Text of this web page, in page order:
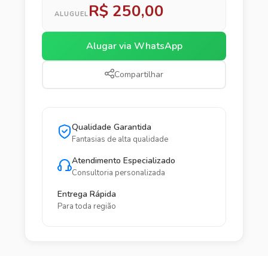
ALUGUEL R$ 250,00
Alugar via WhatsApp
Compartilhar
Qualidade Garantida
Fantasias de alta qualidade
Atendimento Especializado
Consultoria personalizada
Entrega Rápida
Para toda região